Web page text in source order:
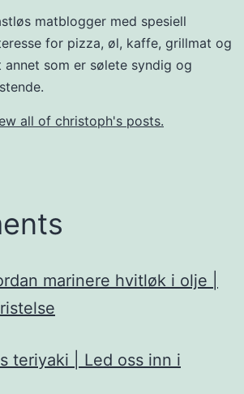
matblogger med spesiell
for pizza, øl, kaffe, grillmat og
annet som er sølete syndig og
all of christoph's posts.
marinere hvitløk i olje |
teriyaki | Led oss inn i